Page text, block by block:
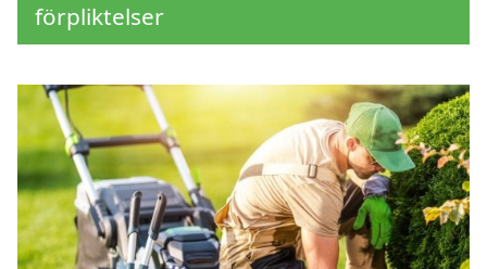
förpliktelser